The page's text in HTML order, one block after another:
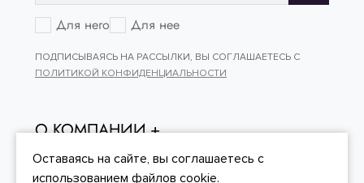
Для него Для нее
ПОДПИСЫВАЯСЬ НА РАССЫЛКИ, ВЫ СОГЛАШАЕТЕСЬ С
ПОЛИТИКОЙ КОНФИДЕНЦИАЛЬНОСТИ
О КОМПАНИИ
ОНЛАЙН - ПОКУПКИ
Оставаясь на сайте, вы соглашаетесь с
использованием файлов cookie.